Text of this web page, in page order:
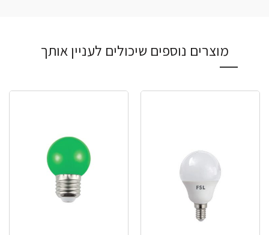
מוצרים נוספים שיכולים לעניין אותך